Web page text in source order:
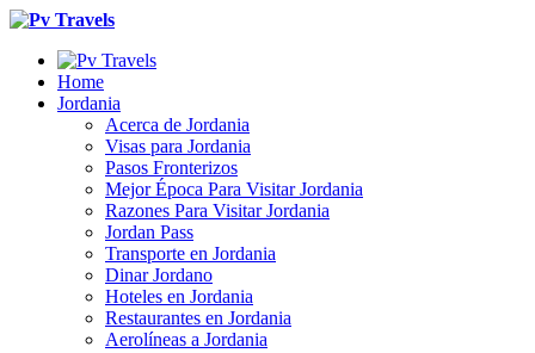
Home
Jordania
Acerca de Jordania
Visas para Jordania
Pasos Fronterizos
Mejor Época Para Visitar Jordania
Razones Para Visitar Jordania
Jordan Pass
Transporte en Jordania
Dinar Jordano
Hoteles en Jordania
Restaurantes en Jordania
Aerolíneas a Jordania